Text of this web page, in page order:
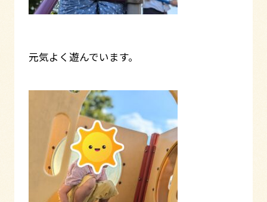
元気よく遊んでいます。